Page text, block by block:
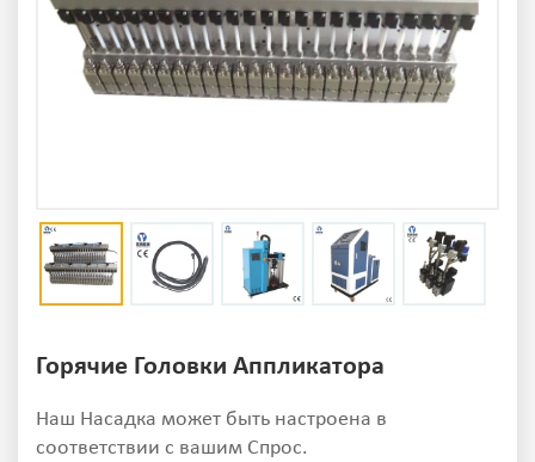
Горячие Головки Аппликатора
Наш Насадка может быть настроена в
соответствии с вашим Спрос.